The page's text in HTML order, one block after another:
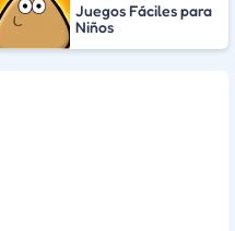
Juegos Fáciles para
Niños